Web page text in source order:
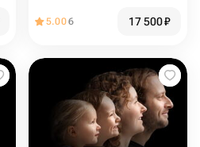
5.006 17 500₽